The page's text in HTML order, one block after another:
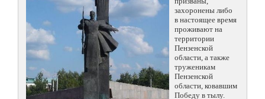
захоронены либо
в настоящее время
проживают на
территории
Пензенской
области, а также
труженикам
Пензенской
области, ковавшим
Победу в тылу.